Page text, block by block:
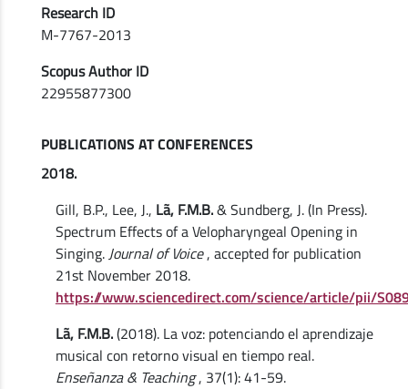
Research ID
M-7767-2013
Scopus Author ID
22955877300
PUBLICATIONS AT CONFERENCES
2018.
Gill, B.P., Lee, J., Lã, F.M.B.& Sundberg, J. (In Press).
Spectrum Effects of a Velopharyngeal Opening in
Singing. Journal of Voice, accepted for publication
21st November 2018.
https://www.sciencedirect.com/science/article/pii/
Lã, F.M.B.(2018). La voz: potenciando el aprendizaje
musical con retorno visual en tiempo real.
Enseñanza & Teaching, 37(1): 41-59.